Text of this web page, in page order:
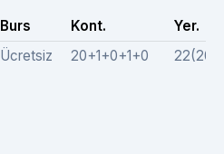
Burs Kont.
Yer.
Ücretsiz 20+1+0+1+0